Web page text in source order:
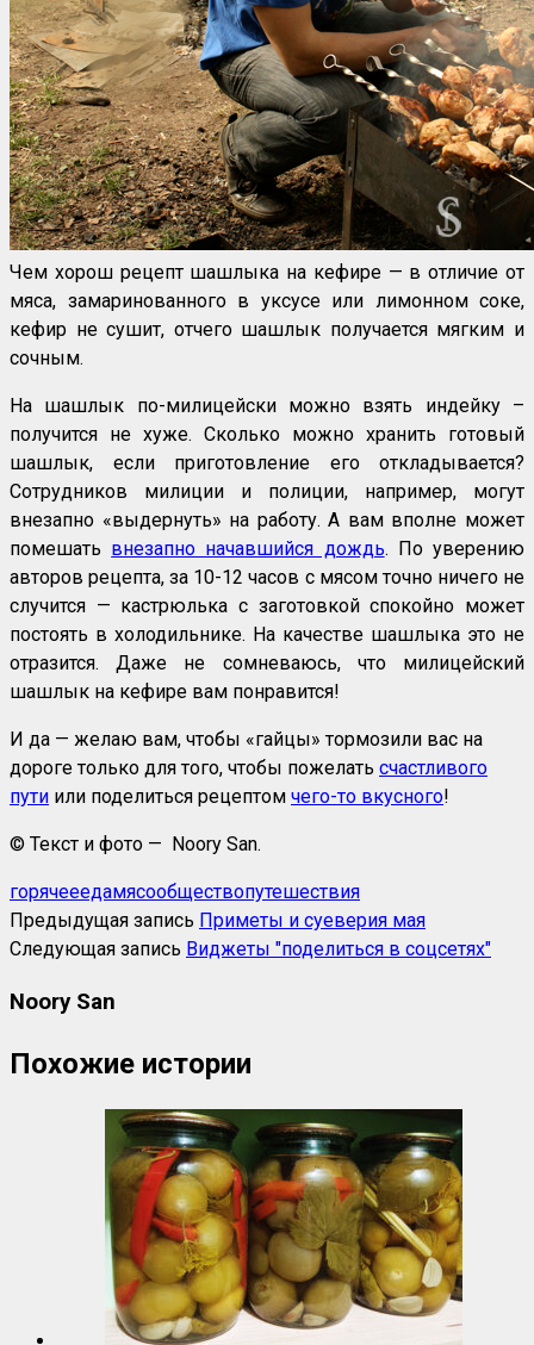
Чем хорош рецепт шашлыка на кефире — в отличие от
мяса, замаринованного в уксусе или лимонном соке,
кефир не сушит, отчего шашлык получается мягким и
сочным.
На шашлык по-милицейски можно взять индейку –
получится не хуже. Сколько можно хранить готовый
шашлык, если приготовление его откладывается?
Сотрудников милиции и полиции, например, могут
внезапно «выдернуть» на работу. А вам вполне может
помешать внезапно начавшийся дождь. По уверению
авторов рецепта, за 10-12 часов с мясом точно ничего не
случится — кастрюлька с заготовкой спокойно может
постоять в холодильнике. На качестве шашлыка это не
отразится. Даже не сомневаюсь, что милицейский
шашлык на кефире вам понравится!
И да — желаю вам, чтобы «гайцы» тормозили вас на
дороге только для того, чтобы пожелать счастливого
пути или поделиться рецептом чего-то вкусного!
© Текст и фото — Noory San.
горячееедамясообществопутешествия
Предыдущая запись Приметы и суеверия мая
Следующая запись Виджеты "поделиться в соцсетях"
Noory San
Похожие истории